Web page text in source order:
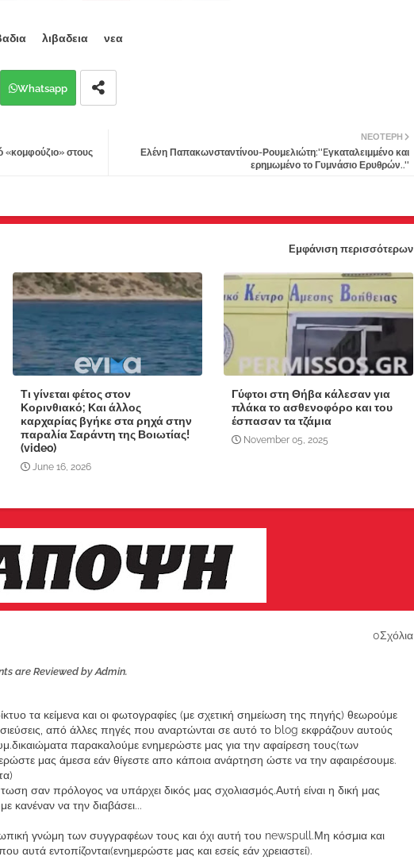
λιβαδεια νεα
Whatsapp
ΝΕΌΤΕΡΗ
Ελένη Παπακωνσταντίνου-Ρουμελιώτη:''Eγκαταλειμμένο και
ερημωμένο το Γυμνάσιο Ερυθρών..''
«κομφούζιο» στους
Εμφάνιση περισσότερων
Τι γίνεται φέτος στον
Κορινθιακό; Και άλλος
καρχαρίας βγήκε στα ρηχά στην
παραλία Σαράντη της Βοιωτίας!
(video)
June 16, 2026
Γύφτοι στη Θήβα κάλεσαν για
πλάκα το ασθενοφόρο και του
έσπασαν τα τζάμια
November 05, 2025
0Σχόλια
are Reviewed by Admin.
τα κείμενα και οι φωτογραφίες (με σχετική σημείωση της πηγής) θεωρούμε
από άλλες πηγές που αναρτώνται σε αυτό το blog εκφράζουν αυτούς
παρακαλούμε ενημερώστε μας για την αφαίρεση τους(των
μας άμεσα εάν θίγεστε απο κάποια ανάρτηση ώστε να την αφαιρέσουμε.
σαν πρόλογος να υπάρχει δικός μας σχολιασμός.Αυτή είναι η δική μας
κανέναν να την διαβάσει...
γνώμη των συγγραφέων τους και όχι αυτή του newspull.Μη κόσμια και
αυτά εντοπίζονται(ενημερώστε μας και εσείς εάν χρειαστεί).